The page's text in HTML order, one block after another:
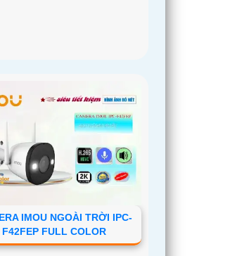
IMOU NGOÀI TRỜI IPC-
F42FEP FULL COLOR